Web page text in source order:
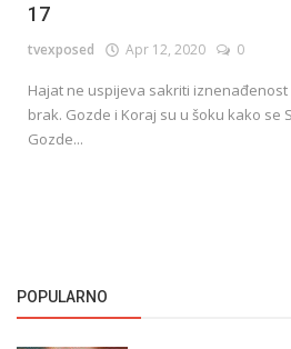
17
tvexposed Apr 12, 2020 0
Hajat ne uspijeva sakriti
brak. Gozde i Koraj su u šoku kako se
Gozde...
POPULARNO